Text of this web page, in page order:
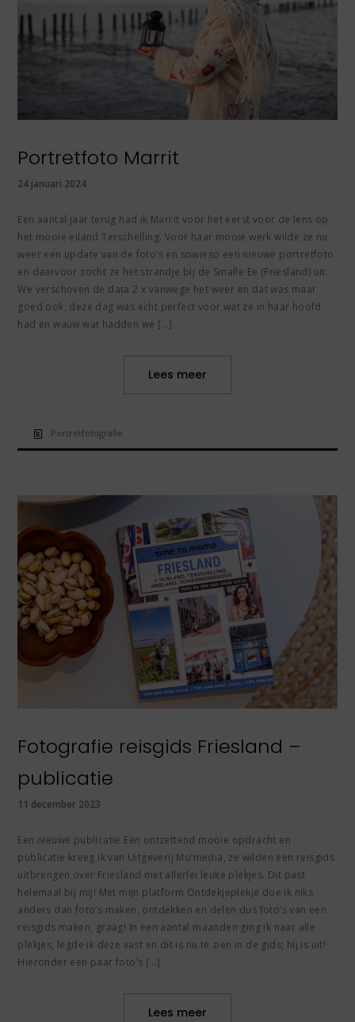
Portretfoto Marrit
24 januari 2024
Een aantal jaar terug had ik Marrit voor het eerst voor de lens op
het mooie eiland Terschelling. Voor haar mooie werk wilde ze nu
weer een update van de foto’s en sowieso een nieuwe portretfoto
en daarvoor zocht ze het strandje bij de Smalle Ee (Friesland) uit.
We verschoven de data 2 x vanwege het weer en dat was maar
goed ook; deze dag was echt perfect voor wat ze in haar hoofd
had en wauw wat hadden we […]
Lees meer
Portretfotografie
Fotografie reisgids Friesland –
publicatie
11 december 2023
Een nieuwe publicatie Een ontzettend mooie opdracht en
publicatie kreeg ik van Uitgeverij Mo’media, ze wilden een reisgids
uitbrengen over Friesland met allerlei leuke plekjes. Dit past
helemaal bij mij! Met mijn platform Ontdekjeplekje doe ik niks
anders dan foto’s maken, ontdekken en delen dus foto’s van een
reisgids maken; graag! In een aantal maanden ging ik naar alle
plekjes, legde ik deze vast en dit is nu te zien in de gids; hij is uit!
Hieronder een paar foto’s […]
Lees meer